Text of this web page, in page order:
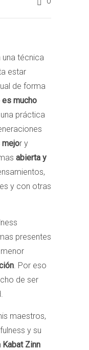
técnica
estar
de forma
es mucho
práctica
mejor y
abierta y
y con otras
presentes
. Por eso
de ser
maestros,
y su
Kabat Zinn